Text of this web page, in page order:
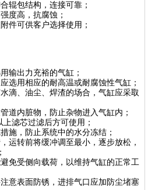
辊包结构，连接可靠；
度高，抗腐蚀；
件可供客户选择使用；
输出力充裕的气缸；
选用相应的耐高温或耐腐蚀性气缸；
滴、油尘、焊渣的场合，气缸应采取
道内脏物，防止杂物进入气缸内；
滤芯过滤后方可使用；
施，防止系统中的水分冻结；
运转前将缓冲调至最小，逐步放松，
免受侧向载荷，以维持气缸的正常工
意表面防锈，进排气口应加防尘堵塞